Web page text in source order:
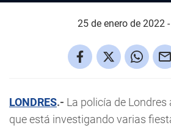
25 de enero de 2022
LONDRES.- La policía de
que está investigando varias